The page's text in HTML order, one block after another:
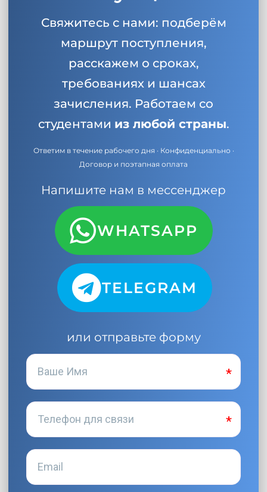
Свяжитесь с нами: подберём
маршрут поступления,
расскажем о сроках,
требованиях и шансах
зачисления. Работаем со
студентами из любой страны.
Ответим в течение рабочего дня · Конфиденциально ·
Договор и поэтапная оплата
Напишите нам в мессенджер
WHATSAPP
TELEGRAM
или отправьте форму